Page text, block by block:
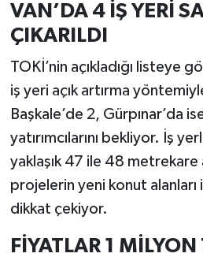
VAN’DA 4 İŞ YERİ
ÇIKARILDI
TOKİ’nin açıkladığı listeye
iş yeri açık artırma
Başkale’de 2, Gürpınar’da
yatırımcılarını bekliyor. İş
yaklaşık 47 ile 48 metrekare
projelerin yeni konut alanları
dikkat çekiyor.
FİYATLAR 1 MİLYON